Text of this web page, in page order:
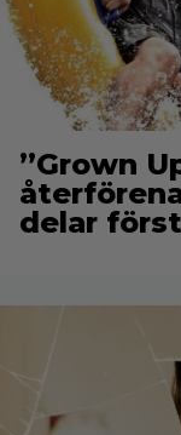
”Grown
delar